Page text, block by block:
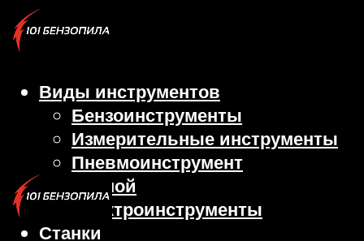
Виды инструментов
Бензоинструменты
Измерительные инструменты
Пневмоинструмент
Ручной
Электроинструменты
Станки